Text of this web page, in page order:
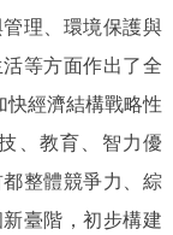
理、環境保護與
等方面作出了全
快經濟結構戰略性
、教育、智力優
整體競爭力、綜
臺階，初步構建